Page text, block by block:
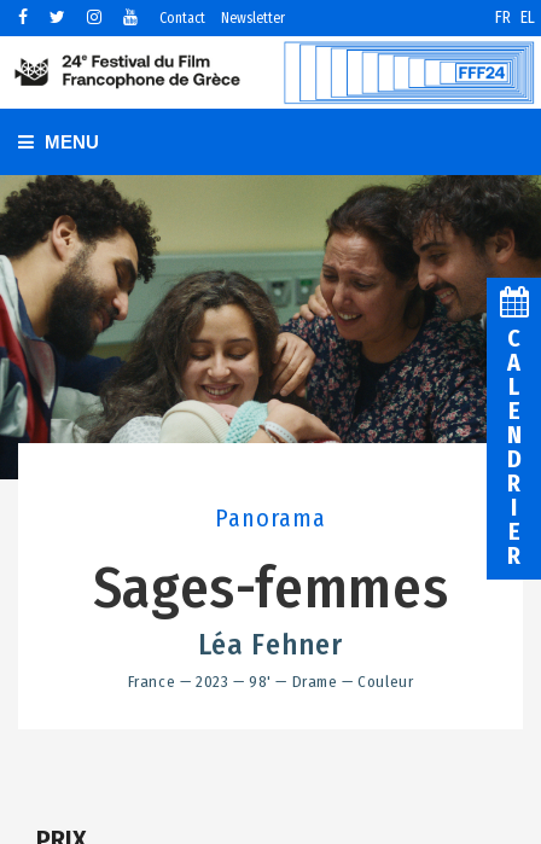
Contact Newsletter FR EL
MENU
Panorama
Sages-femmes
Léa Fehner
France — 2023 — 98' — Drame — Couleur
C
A
L
E
N
D
R
I
E
R